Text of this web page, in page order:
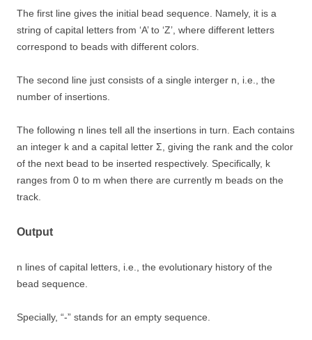
The first line gives the initial bead sequence. Namely, it is a
string of capital letters from ‘A’ to ‘Z’, where different letters
correspond to beads with different colors.
The second line just consists of a single interger n, i.e., the
number of insertions.
The following n lines tell all the insertions in turn. Each contains
an integer k and a capital letter Σ, giving the rank and the color
of the next bead to be inserted respectively. Specifically, k
ranges from 0 to m when there are currently m beads on the
track.
Output
n lines of capital letters, i.e., the evolutionary history of the
bead sequence.
Specially, “-” stands for an empty sequence.